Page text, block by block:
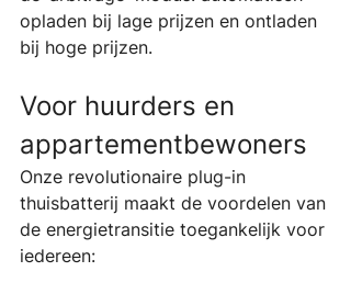
opladen bij lage prijzen en ontladen
bij hoge prijzen.
Voor huurders en
appartementbewoners
Onze revolutionaire plug-in
thuisbatterij maakt de voordelen van
de energietransitie toegankelijk voor
iedereen: